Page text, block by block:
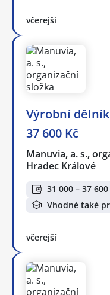
včerejší
Výrobní
37 600 Kč
Manuvia, a. s.,
Hradec Králové
31 000 – 37 600
Vhodné také
včerejší